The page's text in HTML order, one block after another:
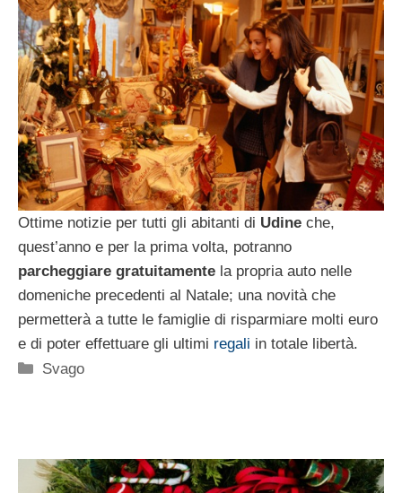
Ottime notizie per tutti gli abitanti di Udine che,
quest’anno e per la prima volta, potranno
parcheggiare gratuitamente la propria auto nelle
domeniche precedenti al Natale; una novità che
permetterà a tutte le famiglie di risparmiare molti euro
e di poter effettuare gli ultimi regali in totale libertà.
Categorie
Svago